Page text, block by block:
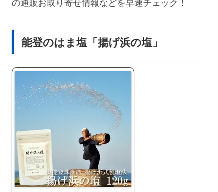
の通販お取り寄せ情報などを早速チェック！
能登のはま塩「揚げ浜の塩」